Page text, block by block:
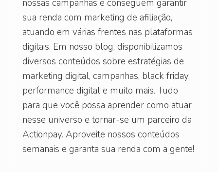
nossas campanhas e conseguem garantir
sua renda com marketing de afiliação,
atuando em várias frentes nas plataformas
digitais. Em nosso blog, disponibilizamos
diversos conteúdos sobre estratégias de
marketing digital, campanhas, black friday,
performance digital e muito mais. Tudo
para que você possa aprender como atuar
nesse universo e tornar-se um parceiro da
Actionpay. Aproveite nossos conteúdos
semanais e garanta sua renda com a gente!